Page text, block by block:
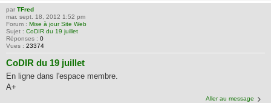
par TFred
mar. sept. 18, 2012 1:52 pm
Forum : Mise à jour Site Web
Sujet : CoDIR du 19 juillet
Réponses : 0
Vues : 23374
CoDIR du 19 juillet
En ligne dans l'espace membre.
A+
Aller au message